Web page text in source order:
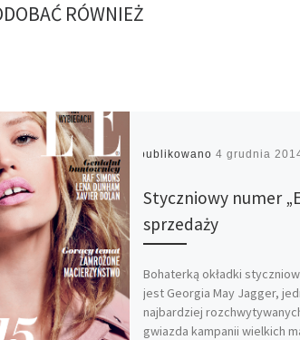
RÓWNIEŻ
Opublikowano 4 grudnia
Styczniowy numer
sprzedaży
Bohaterką okładki
jest Georgia May Jagger,
najbardziej
gwiazda kampanii wielkich